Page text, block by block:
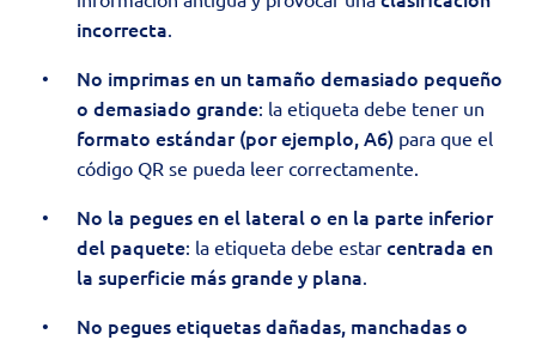
incorrecta
No imprimas en un tamaño demasiado pequeño
o demasiado grande: la etiqueta debe tener un
formato estándar (por ejemplo, A6) para que el
código QR se pueda leer correctamente.
No la pegues en el lateral o en la parte inferior
del paquete: la etiqueta debe estar centrada en
la superficie más grande y plana
No pegues etiquetas dañadas, manchadas o